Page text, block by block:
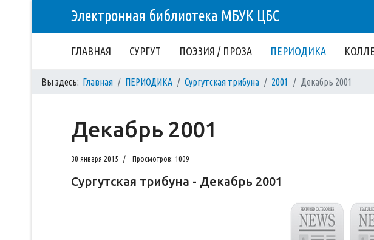
Электронная библиотека МБУК ЦБС
ГЛАВНАЯ СУРГУТ ПОЭЗИЯ / ПРОЗА ПЕРИОДИКА
Вы здесь: Главная ПЕРИОДИКА Сургутская трибуна 2001 Декабрь 2001
Декабрь 2001
30 января 2015 Просмотров: 1009
Сургутская трибуна - Декабрь 2001